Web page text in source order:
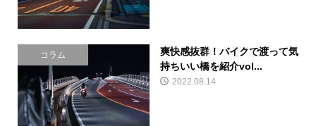
コラム
爽快感抜群！バイクで渡って気
持ちいい橋を紹介vol...
2022.08.14